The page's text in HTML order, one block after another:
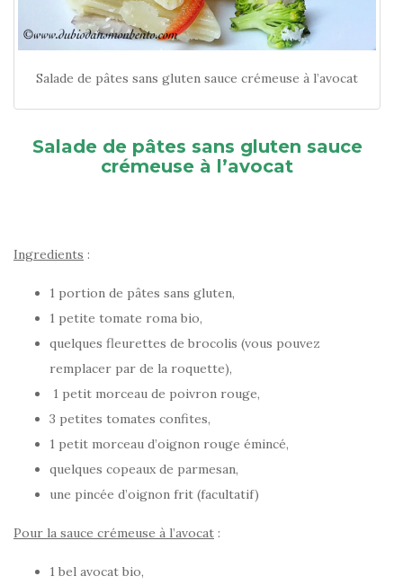
Salade de pâtes sans gluten sauce crémeuse à l’avocat
Salade de pâtes sans gluten sauce
crémeuse à l’avocat
Ingredients :
1 portion de pâtes sans gluten,
1 petite tomate roma bio,
quelques fleurettes de brocolis (vous pouvez
remplacer par de la roquette),
1 petit morceau de poivron rouge,
3 petites tomates confites,
1 petit morceau d’oignon rouge émincé,
quelques copeaux de parmesan,
une pincée d’oignon frit (facultatif)
Pour la sauce crémeuse à l’avocat :
1 bel avocat bio,